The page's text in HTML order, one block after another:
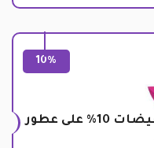
10%
كوبون خصم بازل للعطور تخفيضات 10% على عطور